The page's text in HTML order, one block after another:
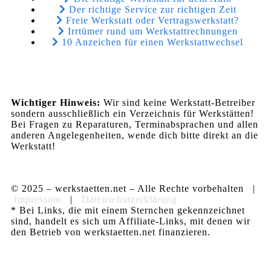
Der richtige Service zur richtigen Zeit
Freie Werkstatt oder Vertragswerkstatt?
Irrtümer rund um Werkstattrechnungen
10 Anzeichen für einen Werkstattwechsel
Wichtiger Hinweis: Wir sind keine Werkstatt-Betreiber
sondern ausschließlich ein Verzeichnis für Werkstätten!
Bei Fragen zu Reparaturen, Terminabsprachen und allen
anderen Angelegenheiten, wende dich bitte direkt an die
Werkstatt!
© 2025 – werkstaetten.net – Alle Rechte vorbehalten |
Impressum
| Datenschutzerklärung
* Bei Links, die mit einem Sternchen gekennzeichnet
sind, handelt es sich um Affiliate-Links, mit denen wir
den Betrieb von werkstaetten.net finanzieren.